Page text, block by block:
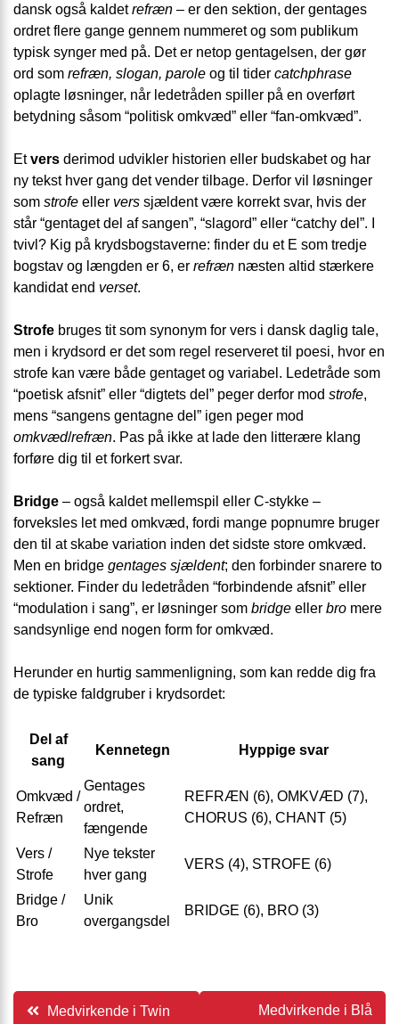
dansk også kaldetrefræn – er den sektion, der gentages
ordret flere gange gennem nummeret og som publikum
typisk synger med på. Det er netop gentagelsen, der gør
ord som refræn, slogan, parole og til tider catchphrase
oplagte løsninger, når ledetråden spiller på en overført
betydning såsom “politisk omkvæd” eller “fan-omkvæd”.
Etvers derimod udvikler historien eller budskabet og har
ny tekst hver gang det vender tilbage. Derfor vil løsninger
som strofe eller vers sjældent være korrekt svar, hvis der
står “gentaget del af sangen”, “slagord” eller “catchy del”. I
tvivl? Kig på krydsbogstaverne: finder du et E som tredje
bogstav og længden er 6, er refræn næsten altid stærkere
kandidat end verset.
Strofe bruges tit som synonym for vers i dansk daglig tale,
men i krydsord er det som regel reserveret til poesi, hvor en
strofe kan være både gentaget og variabel. Ledetråde som
“poetisk afsnit” eller “digtets del” peger derfor mod strofe,
mens “sangens gentagne del” igen peger mod
omkvæd/refræn. Pas på ikke at lade den litterære klang
forføre dig til et forkert svar.
Bridge – også kaldet mellemspil eller C-stykke –
forveksles let med omkvæd, fordi mange popnumre bruger
den til at skabe variation inden det sidste store omkvæd.
Men en bridge gentages sjældent; den forbinder snarere to
sektioner. Finder du ledetråden “forbindende afsnit” eller
“modulation i sang”, er løsninger som bridge eller bro mere
sandsynlige end nogen form for omkvæd.
Herunder en hurtig sammenligning, som kan redde dig fra
de typiske faldgruber i krydsordet:
Del af
sang
Kennetegn Hyppige svar
Omkvæd /
Refræn
Gentages
ordret,
fængende
REFRÆN (6), OMKVÆD (7),
CHORUS (6), CHANT (5)
Vers /
Strofe
Nye tekster
hver gang
VERS (4), STROFE (6)
Bridge /
Bro
Unik
overgangsdel
BRIDGE (6), BRO (3)
Indlægsnavigation
Medvirkende i Twin Medvirkende i Blå